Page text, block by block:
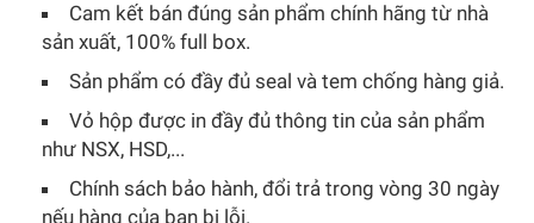
Cam kết bán đúng sản phẩm chính hãng từ nhà
sản xuất, 100% full box.
Sản phẩm có đầy đủ seal và tem chống hàng giả.
Vỏ hộp được in đầy đủ thông tin của sản phẩm
như NSX, HSD,...
Chính sách bảo hành, đổi trả trong vòng 30 ngày
nếu hàng của bạn bị lỗi.